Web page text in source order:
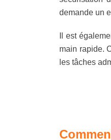
demande un
Il est
main rapide.
les tâches